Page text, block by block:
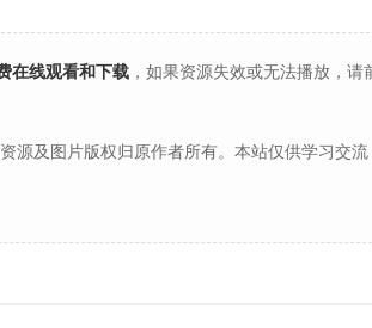
在线观看和下载 ，如果资源失效或无法播放，请
源及图片版权归原作者所有。本站仅供学习交